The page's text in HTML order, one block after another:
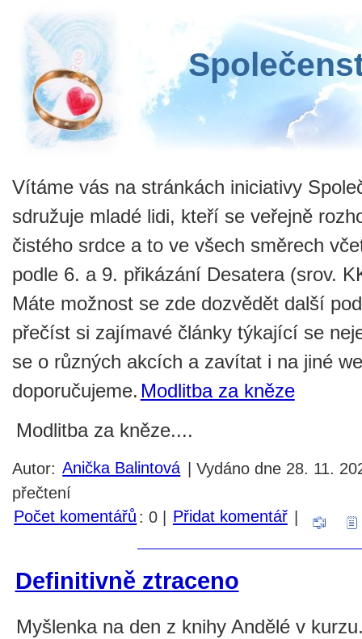
Vítáme vás na stránkách iniciativy
sdružuje mladé lidi, kteří se veřejně
čistého srdce a to ve všech směrech
podle 6. a 9. přikázání Desatera (srov.
Máte možnost se zde dozvědět další
přečíst si zajímavé články týkající se
se o různých akcích a zavítat i na jiné
doporučujeme. Modlitba za kněze
Modlitba za kněze....
Autor: Anička Balintová | Vydáno dne 28. 11.
přečtení
Počet komentářů : 0 | Přidat komentář |
Definitivně ztraceno
Myšlenka na den z knihy Andělé v